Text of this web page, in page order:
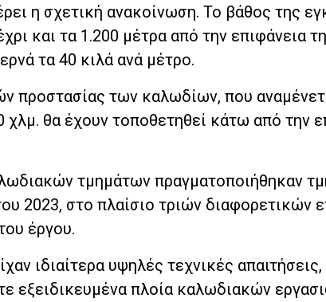
η σχετική ανακοίνωση. Το βάθος της
και τα 1.200 μέτρα από την επιφάνεια
τα 40 κιλά ανά μέτρο.
προστασίας των καλωδίων, που
χλμ. θα έχουν τοποθετηθεί κάτω από την
τμημάτων πραγματοποιήθηκαν
2023, στο πλαίσιο τριών διαφορετικών
έργου.
ιδιαίτερα υψηλές τεχνικές απαιτήσεις,
εξειδικευμένα πλοία καλωδιακών